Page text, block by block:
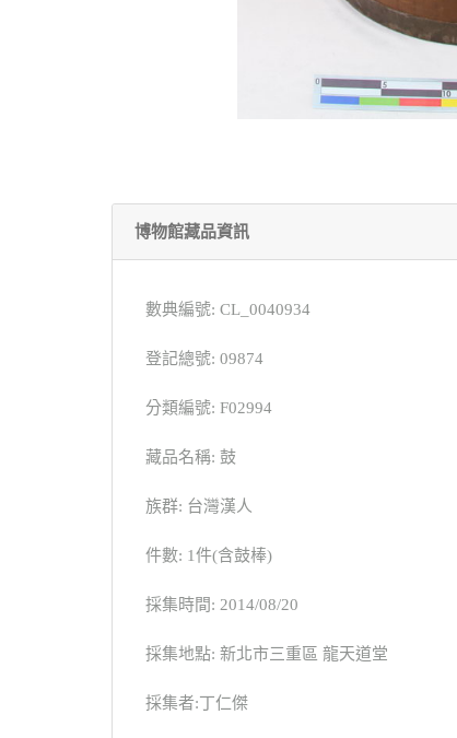
博物館藏品資訊
數典編號: CL_0040934
登記總號: 09874
分類編號: F02994
藏品名稱: 鼓
族群: 台灣漢人
件數: 1件(含鼓棒)
採集時間: 2014/08/20
採集地點: 新北市三重區 龍天道堂
採集者:丁仁傑